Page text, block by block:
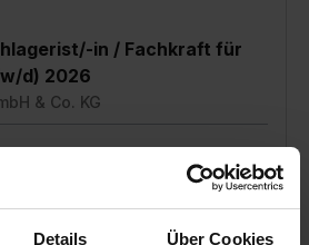
Details Über Cookies
in / Fachkraft für
d) 2026
& Co. KG